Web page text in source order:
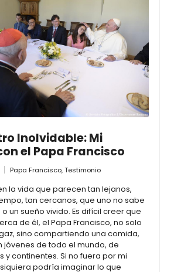
Inolvidable: Mi
el Papa Francisco
Papa Francisco,Testimonio
la vida que parecen tan lejanos,
tan cercanos, que uno no sabe
un sueño vivido. Es difícil creer que
de él, el Papa Francisco, no solo
sino compartiendo una comida,
jóvenes de todo el mundo, de
y continentes. Si no fuera por mi
podría imaginar lo que